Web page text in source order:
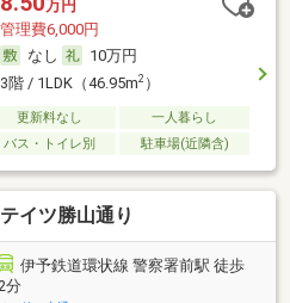
万円
管理費6,000円
なし
10万円
3階 / 1LDK（46.95m2）
更新料なし
一人暮らし
バス・トイレ別 駐車場(近隣含)
イツ勝山通り
伊予鉄道環状線 警察署前駅 徒歩
2分